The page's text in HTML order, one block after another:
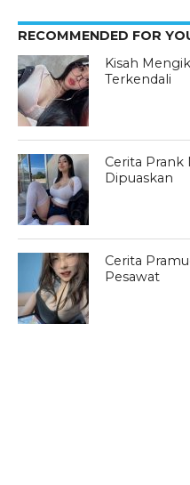
RECOMMENDED FOR
Kisah
Terkendali
Cerita
Dipuaskan
Cerita
Pesawat